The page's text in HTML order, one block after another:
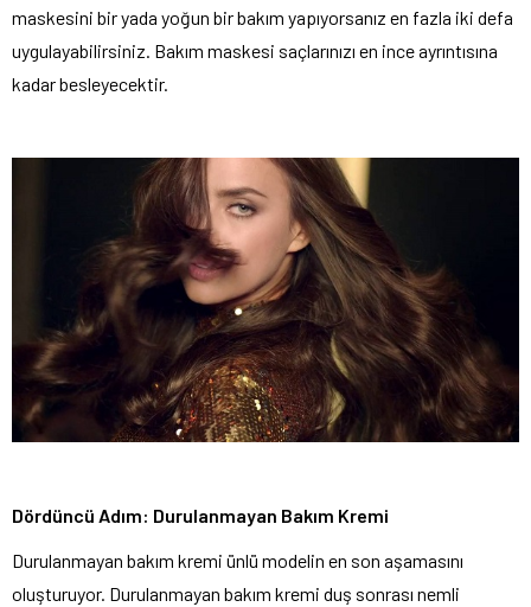
maskesini bir yada yoğun bir bakım yapıyorsanız en fazla iki defa
uygulayabilirsiniz. Bakım maskesi saçlarınızı en ince ayrıntısına
kadar besleyecektir.
Dördüncü Adım: Durulanmayan Bakım Kremi
Durulanmayan bakım kremi ünlü modelin en son aşamasını
oluşturuyor. Durulanmayan bakım kremi duş sonrası nemli